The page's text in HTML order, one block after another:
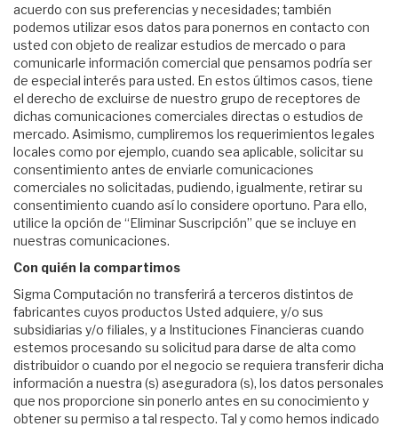
acuerdo con sus preferencias y necesidades; también
podemos utilizar esos datos para ponernos en contacto con
usted con objeto de realizar estudios de mercado o para
comunicarle información comercial que pensamos podría ser
de especial interés para usted. En estos últimos casos, tiene
el derecho de excluirse de nuestro grupo de receptores de
dichas comunicaciones comerciales directas o estudios de
mercado. Asimismo, cumpliremos los requerimientos legales
locales como por ejemplo, cuando sea aplicable, solicitar su
consentimiento antes de enviarle comunicaciones
comerciales no solicitadas, pudiendo, igualmente, retirar su
consentimiento cuando así lo considere oportuno. Para ello,
utilice la opción de “Eliminar Suscripción” que se incluye en
nuestras comunicaciones.
Con quién la compartimos
Sigma Computación no transferirá a terceros distintos de
fabricantes cuyos productos Usted adquiere, y/o sus
subsidiarias y/o filiales, y a Instituciones Financieras cuando
estemos procesando su solicitud para darse de alta como
distribuidor o cuando por el negocio se requiera transferir dicha
información a nuestra (s) aseguradora (s), los datos personales
que nos proporcione sin ponerlo antes en su conocimiento y
obtener su permiso a tal respecto. Tal y como hemos indicado